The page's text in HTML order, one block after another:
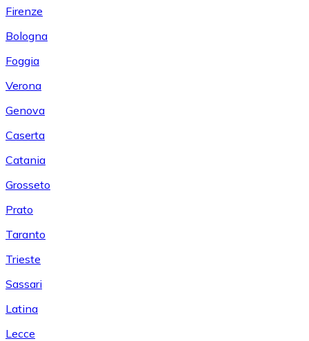
Firenze
Bologna
Foggia
Verona
Genova
Caserta
Catania
Grosseto
Prato
Taranto
Trieste
Sassari
Latina
Lecce